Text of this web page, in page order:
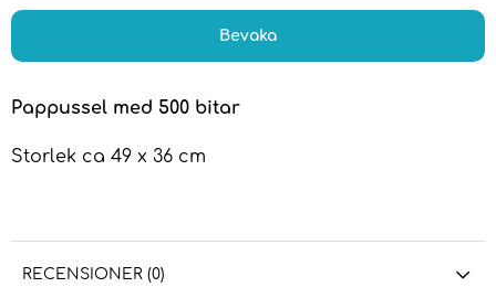
Bevaka
Pappussel med 500 bitar
Storlek ca 49 x 36 cm
RECENSIONER (0)